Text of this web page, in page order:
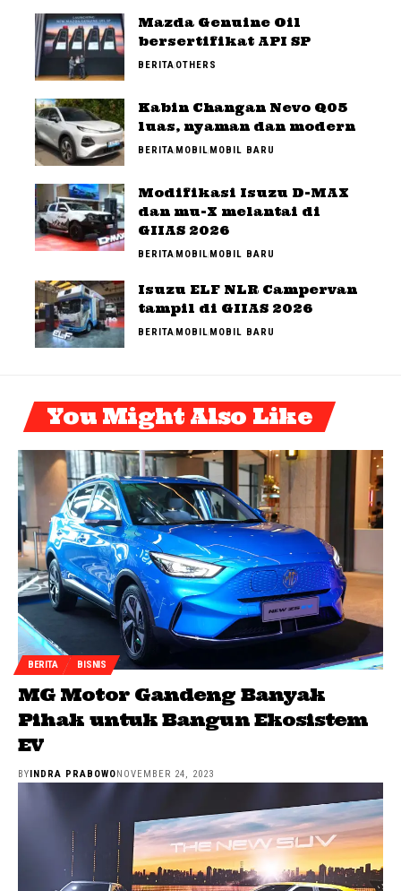
Mazda Genuine Oil
bersertifikat API SP
BERITAOTHERS
Kabin Changan Nevo Q05
luas, nyaman dan modern
BERITAMOBILMOBIL BARU
Modifikasi Isuzu D-MAX
dan mu-X melantai di
GIIAS 2026
BERITAMOBILMOBIL BARU
Isuzu ELF NLR Campervan
tampil di GIIAS 2026
BERITAMOBILMOBIL BARU
You Might Also Like
BERITA BISNIS
MG Motor Gandeng Banyak
Pihak untuk Bangun Ekosistem
EV
BYINDRA PRABOWONOVEMBER 24, 2023